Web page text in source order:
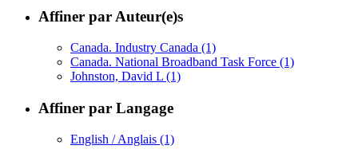
Affiner par Auteur(e)s
Canada. Industry Canada (1)
Canada. National Broadband Task Force (1)
Johnston, David L (1)
Affiner par Langage
English / Anglais (1)